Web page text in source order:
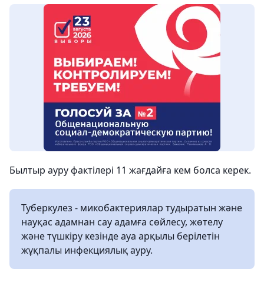
Былтыр ауру фактілері 11 жағдайға кем болса керек.
Туберкулез - микобактериялар тудыратын және
науқас адамнан сау адамға сөйлесу, жөтелу
және түшкіру кезінде ауа арқылы берілетін
жұқпалы инфекциялық ауру.